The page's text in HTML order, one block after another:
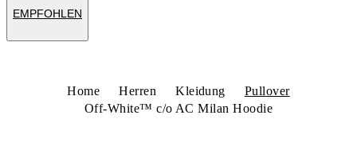
EMPFOHLEN
Home Herren Kleidung
Pullover
Off-White™ c/o AC Milan Hoodie